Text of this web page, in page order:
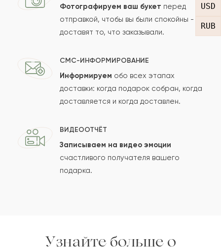
USD
RUB
Сколько будет
Отзыв будет опубликован после проверки.
Проверяем на спам.
Фотографируем ваш букет перед
отправкой, чтобы вы были спокойны -
доставят то, что заказывали.
СМС-ИНФОРМИРОВАНИЕ
Информируем обо всех этапах
доставки: когда подарок собран, когда
доставляется и когда доставлен.
ВИДЕООТЧЁТ
Записываем на видео эмоции
счастливого получателя вашего
подарка.
Узнайте больше о